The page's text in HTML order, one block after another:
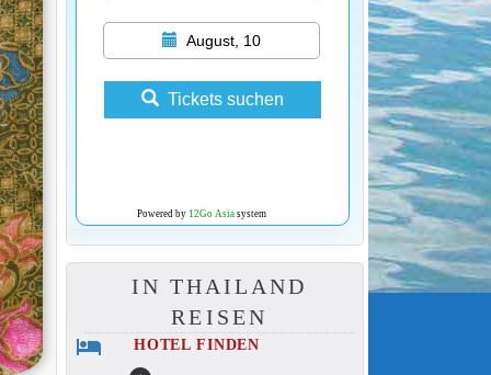
August, 10
Tickets suchen
Powered by 12Go Asiasystem
IN THAILAND
REISEN
hotel HOTEL FINDEN